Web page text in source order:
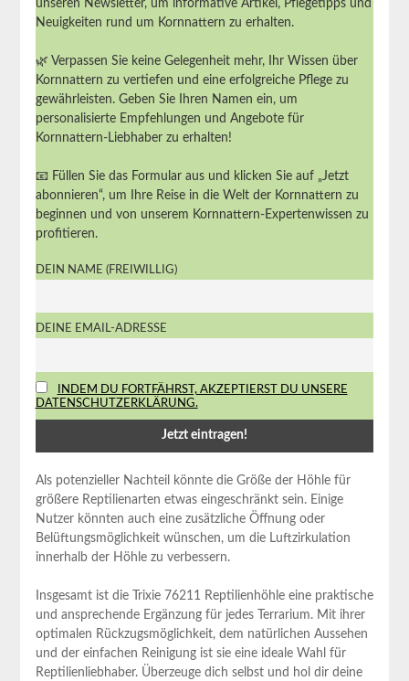
unseren Newsletter, um informative Artikel, Pflegetipps und
Neuigkeiten rund um Kornnattern zu erhalten.
🌿 Verpassen Sie keine Gelegenheit mehr, Ihr Wissen über
Kornnattern zu vertiefen und eine erfolgreiche Pflege zu
gewährleisten. Geben Sie Ihren Namen ein, um
personalisierte Empfehlungen und Angebote für
Kornnattern-Liebhaber zu erhalten!
📧 Füllen Sie das Formular aus und klicken Sie auf „Jetzt
abonnieren“, um Ihre Reise in die Welt der Kornnattern zu
beginnen und von unserem Kornnattern-Expertenwissen zu
profitieren.
DEIN NAME (FREIWILLIG)
DEINE EMAIL-ADRESSE
INDEM DU FORTFÄHRST, AKZEPTIERST DU UNSERE
DATENSCHUTZERKLÄRUNG.
Als potenzieller Nachteil könnte die Größe der Höhle für
größere⁤ Reptilienarten etwas eingeschränkt sein. Einige
Nutzer ‍könnten auch ⁢eine zusätzliche Öffnung oder
Belüftungsmöglichkeit wünschen, um ​die Luftzirkulation
innerhalb der Höhle zu verbessern.
Insgesamt ist die Trixie 76211⁤ Reptilienhöhle ‌eine praktische
und ansprechende Ergänzung für jedes Terrarium. Mit ihrer
optimalen Rückzugsmöglichkeit, dem natürlichen Aussehen
und der einfachen Reinigung ist sie eine ideale Wahl für
Reptilienliebhaber. Überzeuge dich selbst und hol dir deine